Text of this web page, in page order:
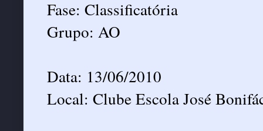
Fase: Classificatória
Grupo: AO
Data: 13/06/2010
Local: Clube Escola José